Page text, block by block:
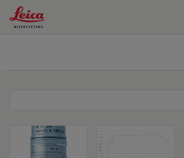
Leica Microsystems Logo